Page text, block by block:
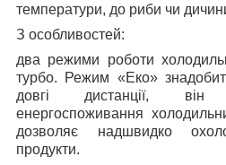
температури, до риби чи
З особливостей:
два режими роботи
турбо. Режим «Еко»
довгі дистанції, він
енергоспоживання
дозволяє надшвидко
продукти.